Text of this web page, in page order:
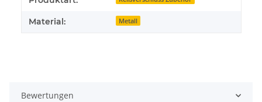
Material: Metall
Bewertungen